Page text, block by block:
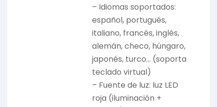
– Idiomas soportados:
español, portugués,
italiano, francés, inglés,
alemán, checo, húngaro,
japonés, turco… (soporta
teclado virtual)
– Fuente de luz: luz LED
roja (iluminación +